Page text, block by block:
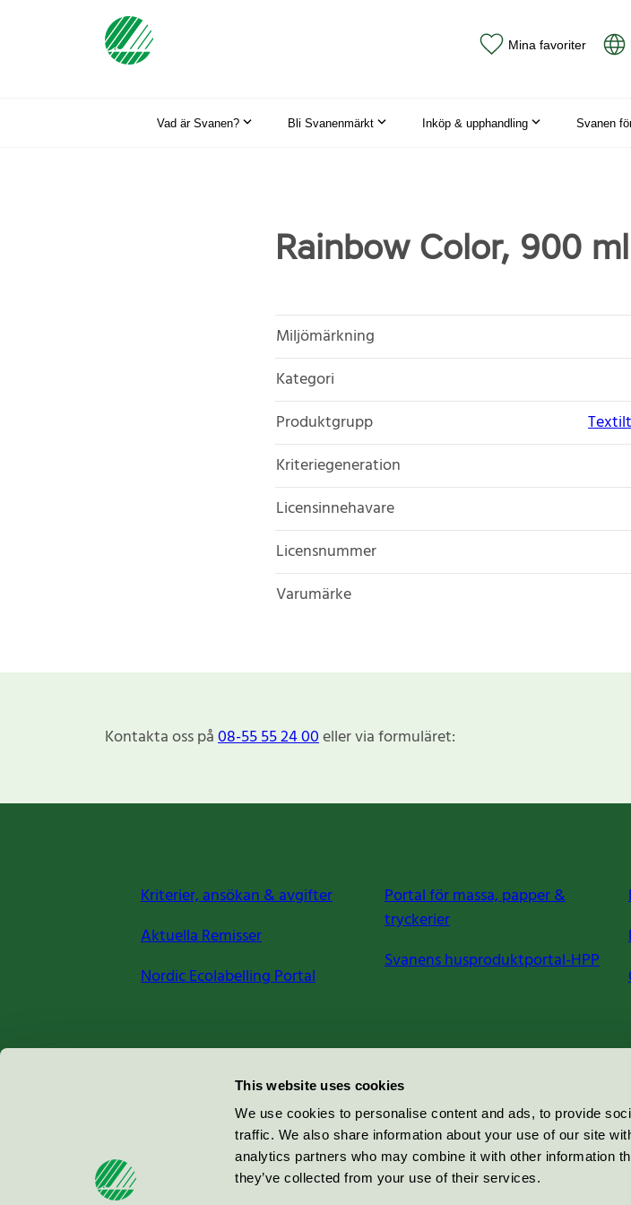
This website uses cookies
We use cookies to personalise content and ads, to provide
traffic. We also share information about your use of our site
analytics partners who may combine it with other information
they’ve collected from your use of their services.
Mina favoriter
Vad är Svanen? Bli Svanenmärkt Inköp & upphandling Svanen
Rainbow Color, 900 ml
Miljömärkning
Kategori
Produktgrupp
Kriteriegeneration
Licensinnehavare
Licensnummer
Varumärke
Kontakta oss på08-55 55 24 00eller via formuläret:
Kriterier, ansökan & avgifter
Aktuella Remisser
Nordic Ecolabelling Portal
Portal för massa, papper &
tryckerier
Svanens husproduktportal-HPP
Miljömärkning Sverige AB
100 64